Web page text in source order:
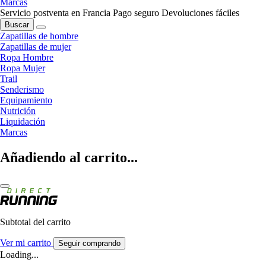
Marcas
Servicio postventa en Francia Pago seguro Devoluciones fáciles
Buscar
Zapatillas de hombre
Zapatillas de mujer
Ropa Hombre
Ropa Mujer
Trail
Senderismo
Equipamiento
Nutrición
Liquidación
Marcas
Añadiendo al carrito...
Subtotal del carrito
Ver mi carrito Seguir comprando
Loading...